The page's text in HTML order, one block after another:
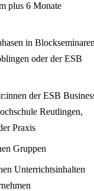
plus 6 Monate
in
oder der ESB
der ESB
Reutlingen,
Praxis
Gruppen
Unterrichtsinhalten